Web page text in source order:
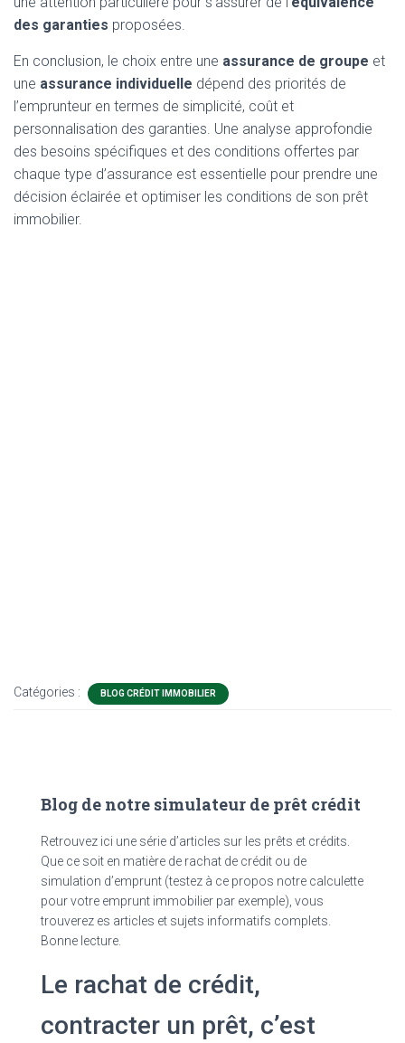
des garanties proposées.
En conclusion, le choix entre une assurance de groupe et
une assurance individuelle dépend des priorités de
l’emprunteur en termes de simplicité, coût et
personnalisation des garanties. Une analyse approfondie
des besoins spécifiques et des conditions offertes par
chaque type d’assurance est essentielle pour prendre une
décision éclairée et optimiser les conditions de son prêt
immobilier.
Catégories : BLOG CRÉDIT IMMOBILIER
Blog de notre simulateur de prêt crédit
Retrouvez ici une série d’articles sur les prêts et crédits.
Que ce soit en matière de rachat de crédit ou de
simulation d’emprunt (testez à ce propos notre calculette
pour votre emprunt immobilier par exemple), vous
trouverez es articles et sujets informatifs complets.
Bonne lecture.
Le rachat de crédit,
contracter un prêt, c’est